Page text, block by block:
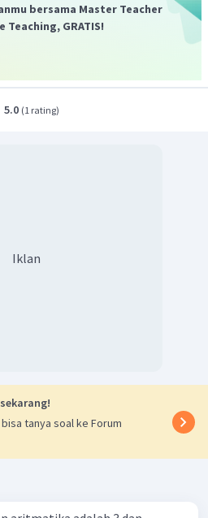
bersama Master Teacher
Teaching, GRATIS!
5.0 (1 rating)
Iklan
tanya soal ke Forum